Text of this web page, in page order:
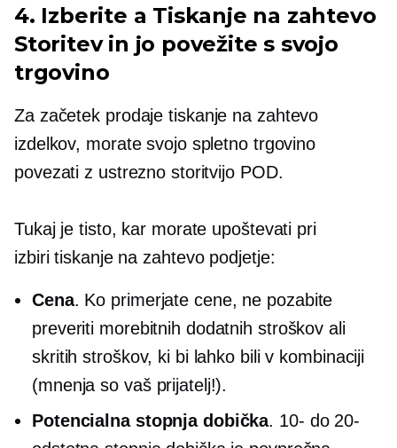
4. Izberite a Tiskanje na zahtevo
Storitev in jo povežite s svojo
trgovino
Za začetek prodajetiskanje na zahtevo
izdelkov, morate svojo spletno trgovino
povezati z ustrezno storitvijo POD.
Tukaj je tisto, kar morate upoštevati pri
izbiritiskanje na zahtevopodjetje:
Cena. Ko primerjate cene, ne pozabite
preveriti morebitnih dodatnih stroškov ali
skritih stroškov, ki bi lahko bili v kombinaciji
(mnenja so vaš prijatelj!).
Potencialna stopnja dobička. 10- do 20-